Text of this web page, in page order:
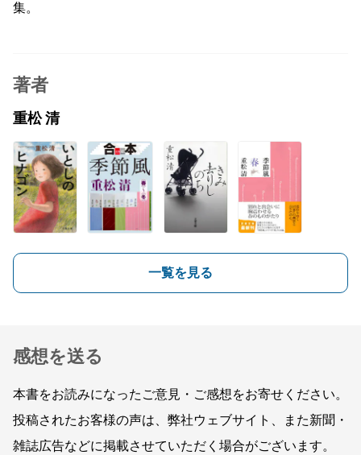
集。
著者
重松 清
一覧を見る
感想を送る
本書をお読みになったご意見・ご感想をお寄せください。
投稿されたお客様の声は、弊社ウェブサイト、また新聞・
雑誌広告などに掲載させていただく場合がございます。